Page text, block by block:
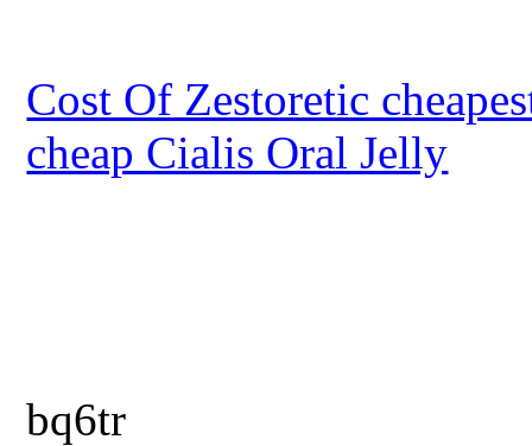
Cost Of Zestoretic
cheap Cialis Oral Jelly
bq6tr